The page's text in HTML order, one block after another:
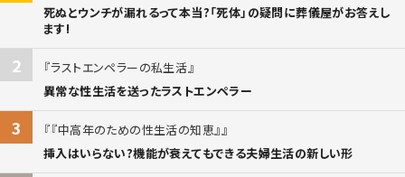
死ぬとウンチが漏れるって本当?「死体」の疑問に葬儀屋がお答えし
ます!
2
ラストエンペラーの私生活
異常な性生活を送ったラストエンペラー
3
『中高年のための性生活の知恵』
挿入はいらない?機能が衰えてもできる夫婦生活の新しい形